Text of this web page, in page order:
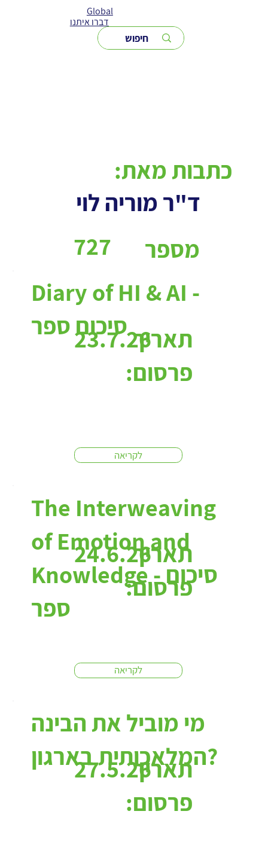
Global
דברו איתנו
ד"ר מוריה לוי
כתבות מאת:
מספר
כתבות:
727
Diary of HI & AI -
סיכום ספר
לקריאה
23.7.26תאריך
פרסום:
The Interweaving
of Emotion and
Knowledge - סיכום
ספר
לקריאה
24.6.26תאריך
פרסום:
מי מוביל את הבינה
המלאכותית בארגון?
27.5.26תאריך
פרסום: